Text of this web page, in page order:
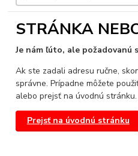
STRÁNKA
Je nám ľúto, ale
Ak ste zadali adresu ručne,
správne. Prípadne môžete
alebo prejsť na úvodnú stránku.
Prejsť na úvodnú stránku